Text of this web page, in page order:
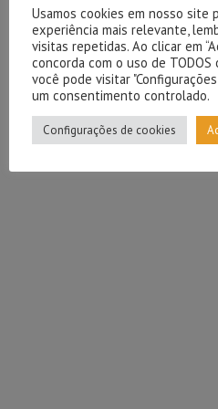
Usamos cookies em nosso site
experiência mais relevante,
visitas repetidas. Ao clicar em
concorda com o uso de
você pode visitar
um consentimento controlado.
Configurações de cookies